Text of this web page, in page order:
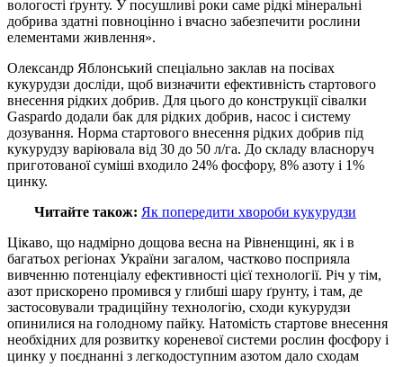
вологості ґрунту. У посушливі роки саме рідкі мінеральні
добрива здатні повноцінно і вчасно забезпечити рослини
елементами живлення».
Олександр Яблонський спеціально заклав на посівах
кукурудзи досліди, щоб визначити ефективність стартового
внесення рідких добрив. Для цього до конструкції сівалки
Gaspardo додали бак для рідких добрив, насос і систему
дозування. Норма стартового внесення рідких добрив під
кукурудзу варіювала від 30 до 50 л/га. До складу власноруч
приготованої суміші входило 24% фосфору, 8% азоту і 1%
цинку.
Читайте також: Як попередити хвороби кукурудзи
Цікаво, що надмірно дощова весна на Рівненщині, як і в
багатьох регіонах України загалом, частково посприяла
вивченню потенціалу ефективності цієї технології. Річ у тім,
азот прискорено промився у глибші шару ґрунту, і там, де
застосовували традиційну технологію, сходи кукурудзи
опинилися на голодному пайку. Натомість стартове внесення
необхідних для розвитку кореневої системи рослин фосфору і
цинку у поєднанні з легкодоступним азотом дало сходам